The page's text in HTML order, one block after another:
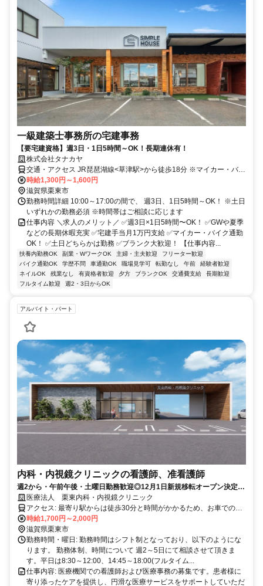
一級建築士事務所の宅建事務
【要宅建資格】週3日・1日5時間～OK！長期連休有！
株式会社タナカヤ
交通・アクセス JR琵琶湖線<草津駅>から徒歩18分 ※マイカー・バイ
ク・自転車通勤OK！(駐車場有)
時給1,300円～1,600円
滋賀県栗東市
勤務時間詳細 10:00～17:00の間で、 週3日、1日5時間～OK！ ※土日
いずれかの勤務必須 ※時間帯はご相談に応じます
仕事内容 ＼求人のメリット／ ✅週3日×1日5時間〜OK！ ✅GWや夏季
などの長期休暇充実 ✅宅建手当月1万円支給 ✅マイカー・バイク通勤
OK！ ✅土日どちらかは勤務 ✅ブランク大歓迎！ 【仕事内容...
扶養内勤務OK 副業・WワークOK 主婦・主夫歓迎
フリーター歓迎
バイク通勤OK
学歴不問 車通勤OK 職場見学可 転勤なし 午前
経験者歓迎
ネイルOK
残業なし 有資格者歓迎 夕方 ブランクOK 交通費支給
長期歓迎
フルタイム歓迎
週2・3日からOK
アルバイト・パート
内科・内視鏡クリニックの看護師、准看護師
週2から・午前午後・土曜日勤務歓迎◎12月1日新規移転オープン決定！
残業ほぼなしで働きやすい！
医療法人 栗東内科・内視鏡クリニック
アクセス: 最寄り駅からは徒歩30分と時間がかかるため、お車での通
勤をお勧めします。
時給1,700円～2,000円
滋賀県栗東市
勤務時間・曜日: 勤務時間はシフト制となっており、以下のようにな
ります。 勤務体制、時間について 週2～5日にて相談させて頂きま
す。平日は8:30～12:00、14:45～18:00(フルタイム...
仕事内容: 医療機関での看護師および医療事務の募集です。患者様に
寄り添ったケアを提供し、円滑な医療サービスをサポートしていただ